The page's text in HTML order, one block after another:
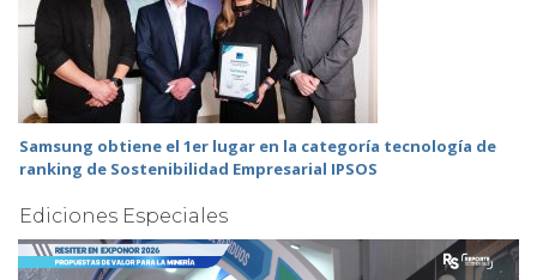
Samsung obtiene el 1er lugar en la categoría tecnología de
ranking de Sostenibilidad Empresarial IPSOS
Ediciones Especiales